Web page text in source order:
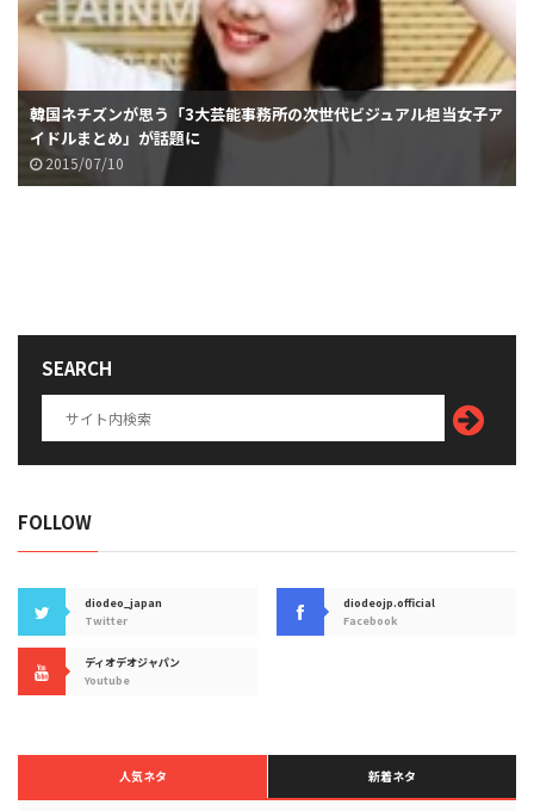
韓国ネチズンが思う「3大芸能事務所の次世代ビジュアル担当女子ア
イドルまとめ」が話題に
2015/07/10
SEARCH
FOLLOW
diodeo_japan
Twitter
diodeojp.official
Facebook
ディオデオジャパン
Youtube
人気ネタ 新着ネタ